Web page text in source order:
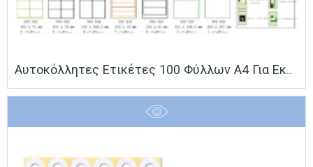
Αυτοκόλλητες Ετικέτες 100 Φύλλων Α4 Για Εκτυπώσεις Laser, Copy, Inkjet